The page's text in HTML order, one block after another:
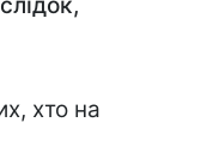
хто на